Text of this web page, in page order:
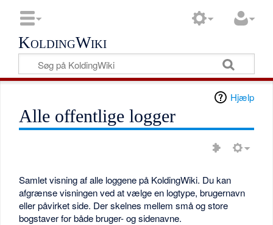
KoldingWiki
Hjælp
Alle offentlige logger
Samlet visning af alle loggene på KoldingWiki. Du kan
afgrænse visningen ved at vælge en logtype, brugernavn
eller påvirket side. Der skelnes mellem små og store
bogstaver for både bruger- og sidenavne.